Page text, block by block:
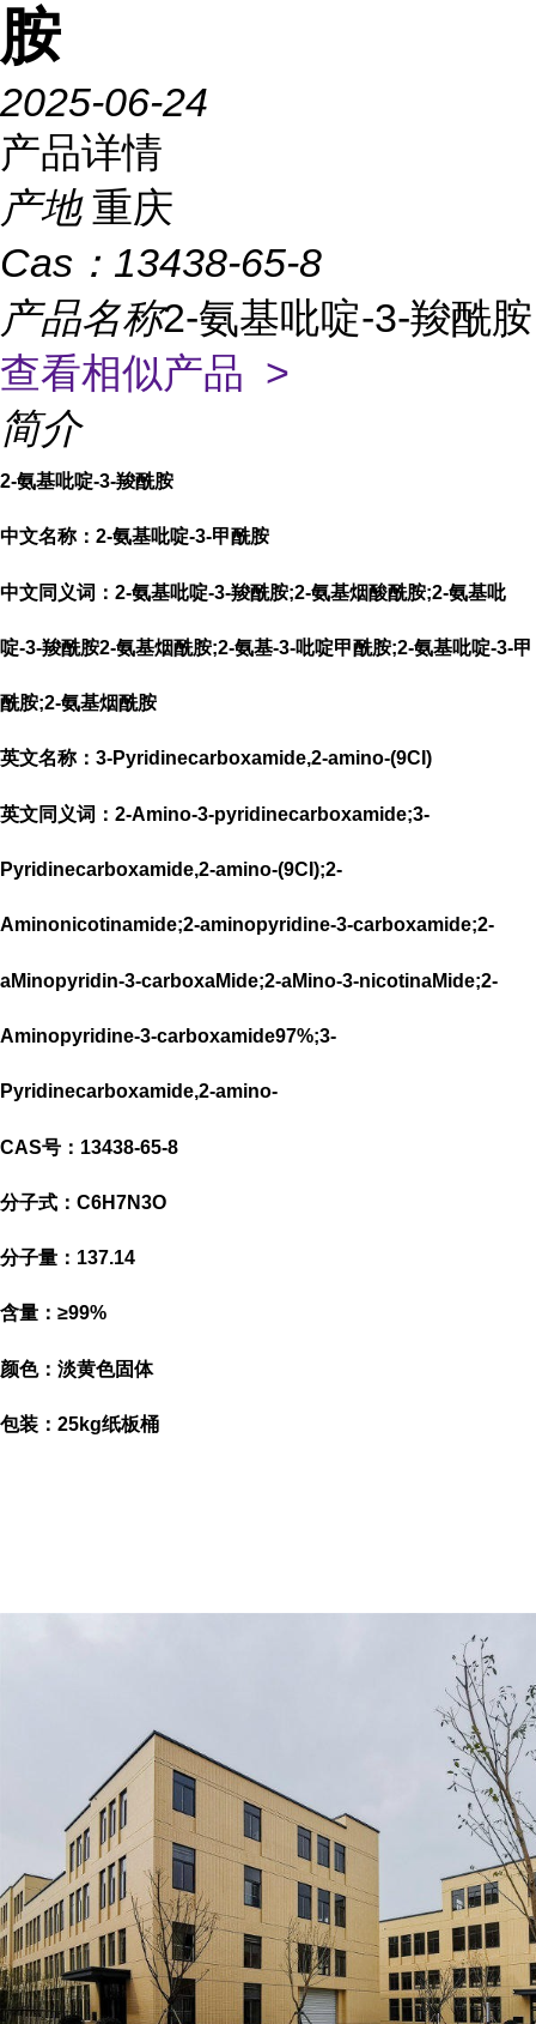
胺
2025-06-24
产品详情
产地 重庆
Cas： 13438-65-8
产品名称2-氨基吡啶-3-羧酰胺
查看相似产品 >
简介
2-氨基吡啶-3-羧酰胺
中文名称：2-氨基吡啶-3-甲酰胺
中文同义词：2-氨基吡啶-3-羧酰胺;2-氨基烟酸酰胺;2-氨基吡
啶-3-羧酰胺2-氨基烟酰胺;2-氨基-3-吡啶甲酰胺;2-氨基吡啶-3-甲
酰胺;2-氨基烟酰胺
英文名称：3-Pyridinecarboxamide,2-amino-(9CI)
英文同义词：2-Amino-3-pyridinecarboxamide;3-
Pyridinecarboxamide,2-amino-(9CI);2-
Aminonicotinamide;2-aminopyridine-3-carboxamide;2-
aMinopyridin-3-carboxaMide;2-aMino-3-nicotinaMide;2-
Aminopyridine-3-carboxamide97%;3-
Pyridinecarboxamide,2-amino-
CAS号：13438-65-8
分子式：C6H7N3O
分子量：137.14
含量：≥99%
颜色：淡黄色固体
包装：25kg纸板桶